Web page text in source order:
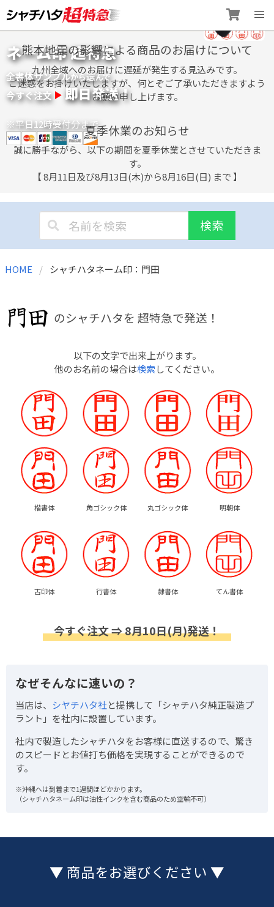
to
content
ネーム印 超特急
全書体サンプルから選んで
今すぐ注文 即日発送！
※平日12時受付分まで
熊本地震の影響による商品のお届けについて
九州全域へのお届けに遅延が発生する見込みです。
ご迷惑をお掛けいたしますが、何とぞご了承いただきますよう
お願い申し上げます。
夏季休業のお知らせ
誠に勝手ながら、以下の期間を夏季休業とさせていただきま
す。
【 8月11日及び8月13日(木)から8月16日(日) まで 】
検索
HOME シャチハタネーム印：門田
のシャチハタを 超特急で発送！
以下の文字で出来上がります。
他のお名前の場合は検索してください。
楷書体 角ゴシック体 丸ゴシック体 明朝体
古印体 行書体 隷書体 てん書体
今すぐ注文 ⇒ 8月10日(月)発送！
なぜそんなに速いの？
当店は、 シヤチハタ社と提携して「シャチハタ純正製造プ
ラント」を社内に設置しています。
社内で製造したシャチハタをお客様に直送するので、驚き
のスピードとお値打ち価格を実現することができるので
す。
※沖縄へは到着まで1週間ほどかかります。
（シャチハタネーム印は油性インクを含む商品のため空輸不可）
▼ 商品をお選びください ▼